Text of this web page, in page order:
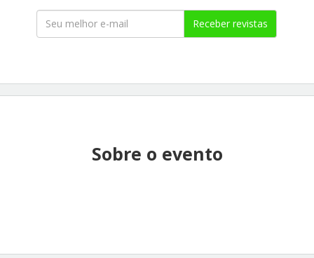
Receber revistas
Sobre o evento